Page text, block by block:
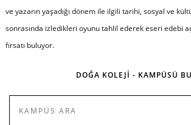
ve yazarın yaşadığı dönem ile ilgili tarihi, sosyal ve
sonrasında izledikleri oyunu tahlil ederek eseri edebi
fırsatı buluyor.
DOĞA KOLEJİ - KAMPÜSÜ